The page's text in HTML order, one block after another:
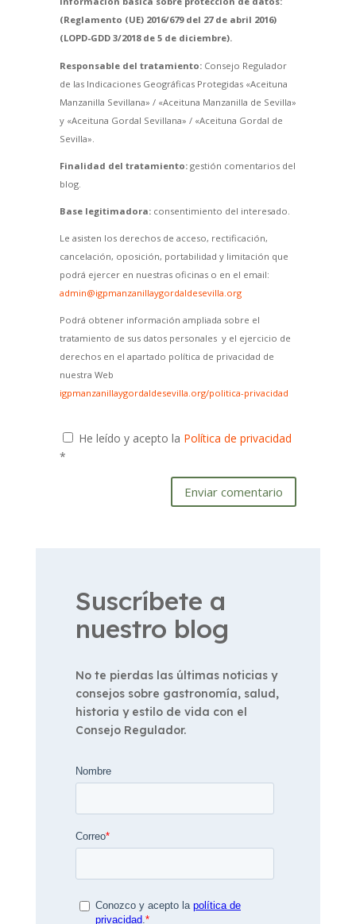
(Reglamento (UE) 2016/679 del 27 de abril 2016)
(LOPD-GDD 3/2018 de 5 de diciembre).
Responsable del tratamiento:Consejo Regulador
de las Indicaciones Geográficas Protegidas «Aceituna
Manzanilla Sevillana» / «Aceituna Manzanilla de Sevilla»
y «Aceituna Gordal Sevillana» / «Aceituna Gordal de
Sevilla».
Finalidad del tratamiento:gestión comentarios del
blog.
Base legitimadora:consentimiento del interesado.
Le asisten los derechos de acceso, rectificación,
cancelación, oposición, portabilidad y limitación que
podrá ejercer en nuestras oficinas o en el email:
admin@igpmanzanillaygordaldesevilla.org
Podrá obtener información ampliada sobre el
tratamiento de sus datos personales y el ejercicio de
derechos en el apartado política de privacidad de
nuestra Web
igpmanzanillaygordaldesevilla.org/politica-privacidad
He leído y acepto la Política de privacidad
*
Enviar comentario
Suscríbete a
nuestro blog
No te pierdas las últimas noticias y
consejos sobre gastronomía, salud,
historia y estilo de vida con el
Consejo Regulador.